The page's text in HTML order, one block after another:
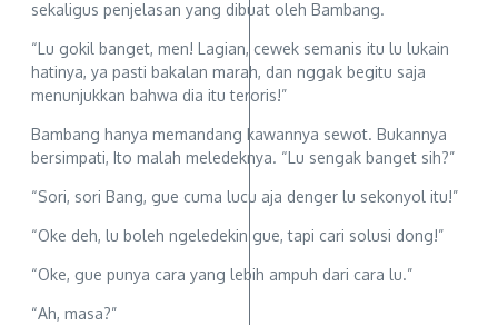
sekaligus penjelasan yang dibuat oleh Bambang.
“Lu gokil banget, men! Lagian, cewek semanis itu lu lukain
hatinya, ya pasti bakalan marah, dan nggak begitu saja
menunjukkan bahwa dia itu teroris!”
Bambang hanya memandang kawannya sewot. Bukannya
bersimpati, Ito malah meledeknya. “Lu sengak banget sih?”
“Sori, sori Bang, gue cuma lucu aja denger lu sekonyol itu!”
“Oke deh, lu boleh ngeledekin gue, tapi cari solusi dong!”
“Oke, gue punya cara yang lebih ampuh dari cara lu.”
“Ah, masa?”